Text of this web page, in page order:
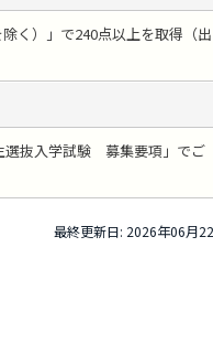
く）」で240点以上を取得（出
抜入学試験 募集要項」でご
最終更新日: 2026年06月